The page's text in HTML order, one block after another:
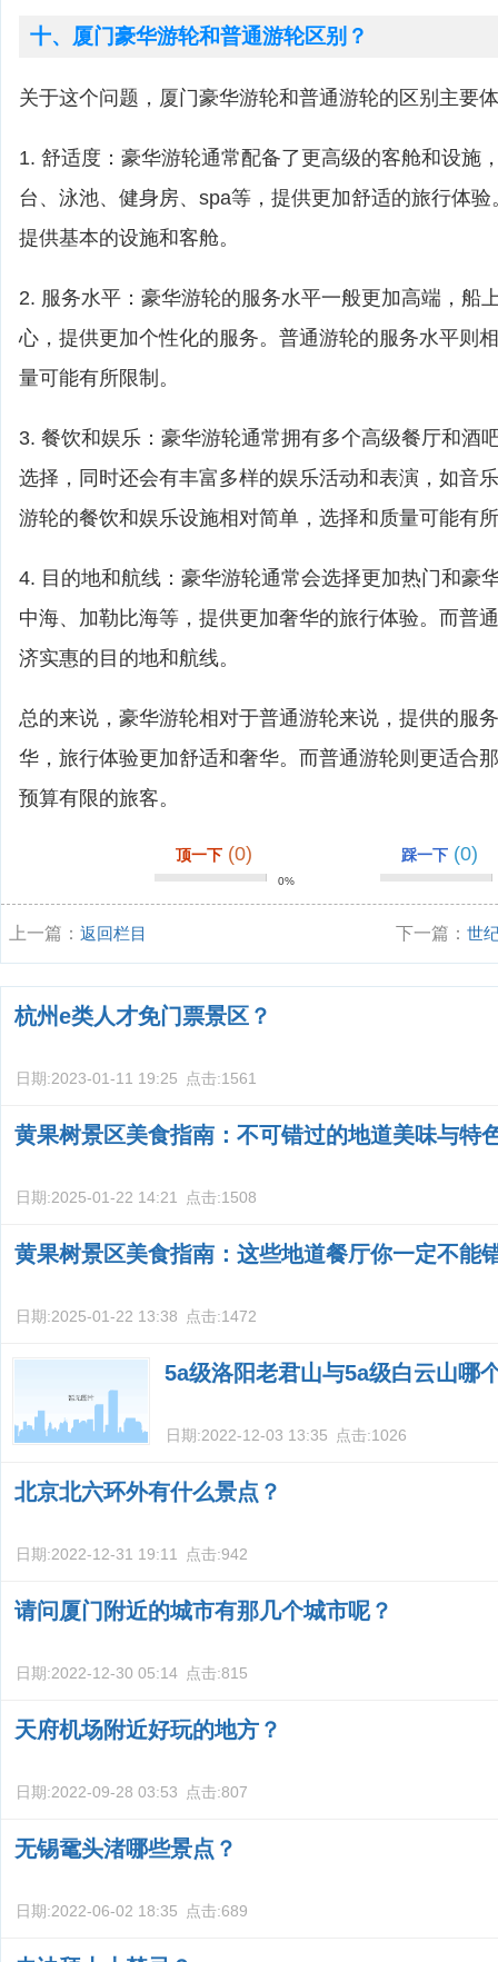
十、厦门豪华游轮和普通游轮区别？
关于这个问题，厦门豪华游轮和普通游轮的区别主要
1. 舒适度：豪华游轮通常配备了更高级的客舱和设施
台、泳池、健身房、spa等，提供更加舒适的旅行体
提供基本的设施和客舱。
2. 服务水平：豪华游轮的服务水平一般更加高端，船
心，提供更加个性化的服务。普通游轮的服务水平则
量可能有所限制。
3. 餐饮和娱乐：豪华游轮通常拥有多个高级餐厅和酒
选择，同时还会有丰富多样的娱乐活动和表演，如音
游轮的餐饮和娱乐设施相对简单，选择和质量可能有
4. 目的地和航线：豪华游轮通常会选择更加热门和豪
中海、加勒比海等，提供更加奢华的旅行体验。而普
济实惠的目的地和航线。
总的来说，豪华游轮相对于普通游轮来说，提供的服
华，旅行体验更加舒适和奢华。而普通游轮则更适合
预算有限的旅客。
顶一下 (0)
0%
踩一下 (0)
上一篇： 返回栏目 下一篇：世
杭州e类人才免门票景区？
日期:2023-01-11 19:25 点击:1561
黄果树景区美食指南：不可错过的地道美味与特
日期:2025-01-22 14:21 点击:1508
黄果树景区美食指南：这些地道餐厅你一定不能
日期:2025-01-22 13:38 点击:1472
5a级洛阳老君山与5a级白云山哪
日期:2022-12-03 13:35 点击:1026
北京北六环外有什么景点？
日期:2022-12-31 19:11 点击:942
请问厦门附近的城市有那几个城市呢？
日期:2022-12-30 05:14 点击:815
天府机场附近好玩的地方？
日期:2022-09-28 03:53 点击:807
无锡鼋头渚哪些景点？
日期:2022-06-02 18:35 点击:689